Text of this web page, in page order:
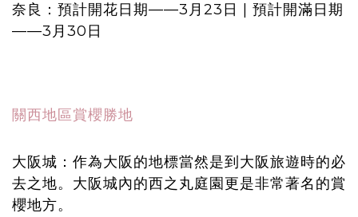
奈良：預計開花日期——3月23日 | 預計開滿日期
——3月30日
關西地區賞櫻勝地
大阪城：作為大阪的地標當然是到大阪旅遊時的必
去之地。大阪城內的西之丸庭園更是非常著名的賞
櫻地方。